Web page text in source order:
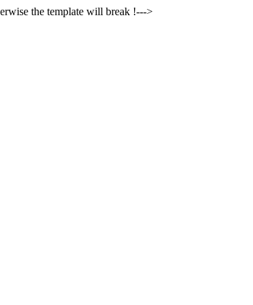
the template will break !--->